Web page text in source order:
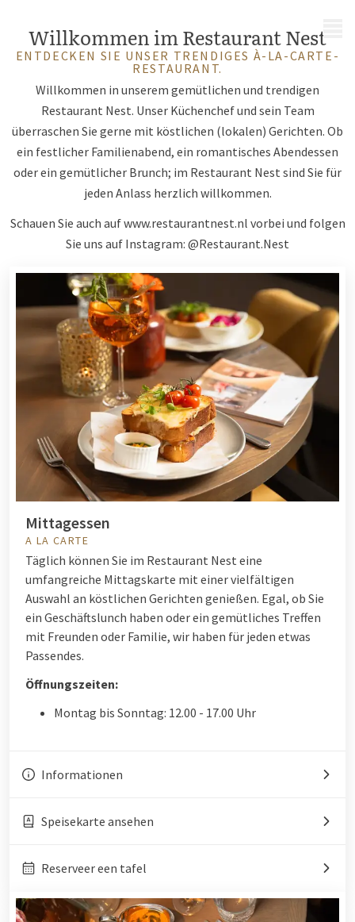
Willkommen im Restaurant Nest
ENTDECKEN SIE UNSER TRENDIGES À-LA-CARTE-
RESTAURANT.
Willkommen in unserem gemütlichen und trendigen
Restaurant Nest. Unser Küchenchef und sein Team
überraschen Sie gerne mit köstlichen (lokalen) Gerichten. Ob
ein festlicher Familienabend, ein romantisches Abendessen
oder ein gemütlicher Brunch; im Restaurant Nest sind Sie für
jeden Anlass herzlich willkommen.
Schauen Sie auch aufwww.restaurantnest.nl vorbei und folgen
Sie uns auf Instagram: @Restaurant.Nest
Mittagessen
A LA CARTE
Täglich können Sie im Restaurant Nest eine
umfangreiche Mittagskarte mit einer vielfältigen
Auswahl an köstlichen Gerichten genießen. Egal, ob Sie
ein Geschäftslunch haben oder ein gemütliches Treffen
mit Freunden oder Familie, wir haben für jeden etwas
Passendes.
Öffnungszeiten:
Montag bis Sonntag: 12.00 - 17.00 Uhr
Informationen
Speisekarte ansehen
Reserveer een tafel